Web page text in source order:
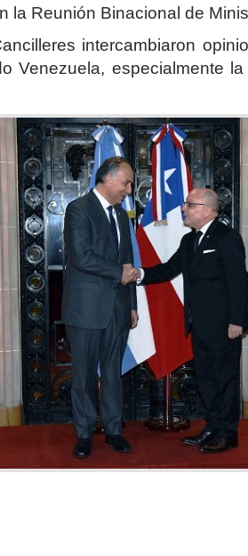
la Reunión Binacional de
intercambiaron
Venezuela, especialmente